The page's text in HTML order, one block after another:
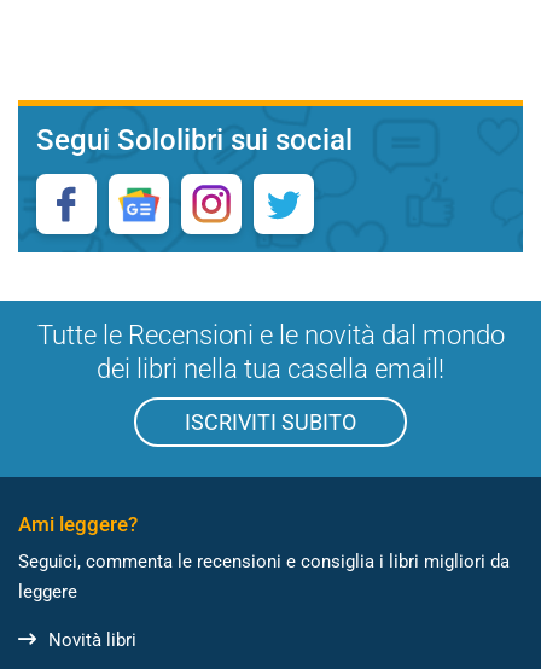
Segui Sololibri sui social
Tutte le Recensioni e le novità dal mondo
dei libri nella tua casella email!
ISCRIVITI SUBITO
Ami leggere?
Seguici, commenta le recensioni e consiglia i libri migliori da
leggere
Novità libri